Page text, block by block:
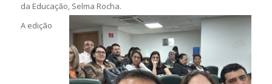
da Educação, Selma Rocha.
A edição